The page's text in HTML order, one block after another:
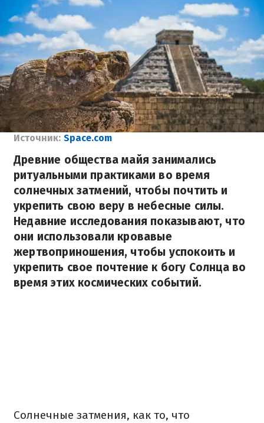
Источник: Space.com
Древние общества майя занимались
ритуальными практиками во время
солнечных затмений, чтобы почтить и
укрепить свою веру в небесные силы.
Недавние исследования показывают, что
они использовали кровавые
жертвоприношения, чтобы успокоить и
укрепить свое почтение к богу Солнца во
время этих космических событий.
Солнечные затмения, как то, что